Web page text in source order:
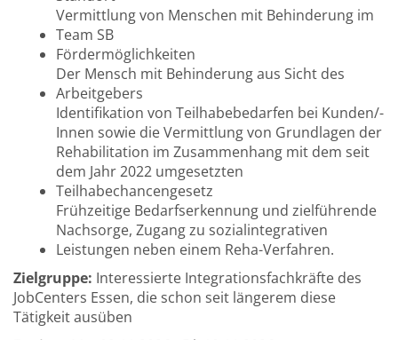
Vermittlung von Menschen mit Behinderung im
Team SB
Fördermöglichkeiten
Der Mensch mit Behinderung aus Sicht des
Arbeitgebers
Identifikation von Teilhabebedarfen bei Kunden/-
Innen sowie die Vermittlung von Grundlagen der
Rehabilitation im Zusammenhang mit dem seit
dem Jahr 2022 umgesetzten
Teilhabechancengesetz
Frühzeitige Bedarfserkennung und zielführende
Nachsorge, Zugang zu sozialintegrativen
Leistungen neben einem Reha-Verfahren.
Zielgruppe: Interessierte Integrationsfachkräfte des
JobCenters Essen, die schon seit längerem diese
Tätigkeit ausüben